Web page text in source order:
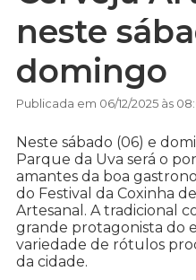
neste
domingo
Publicada em 06/12/2025 às
Neste sábado (06) e
Parque da Uva será o
amantes da boa
do Festival da Coxinha
Artesanal. A tradicional
grande protagonista do
variedade de rótulos
da cidade.